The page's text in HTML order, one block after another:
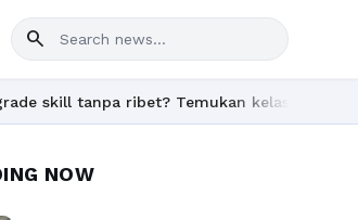
search
ribet? Temukan kelas seru dan materi
NOW